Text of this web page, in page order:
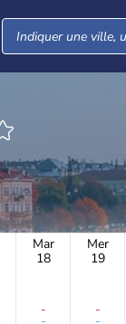
Mar
18
-
Mer
19
-